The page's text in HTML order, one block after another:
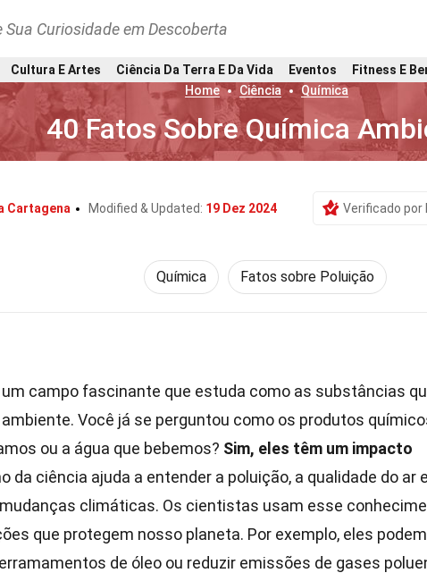
Sua Curiosidade em Descoberta
Cultura E Artes Ciência Da Terra E Da Vida Eventos Fitness E
Home
Ciência Química
40 Fatos Sobre Química
Cartagena Modified & Updated: 19 Dez 2024 Verificado por
Química Fatos sobre Poluição
um campo fascinante que estuda como as substâncias
Você já se perguntou como os produtos
ou a água que bebemos? Sim, eles têm um impacto
da ciência ajuda a entender a poluição, a qualidade do ar
climáticas. Os cientistas usam esse
que protegem nosso planeta. Por exemplo, eles
de óleo ou reduzir emissões de gases